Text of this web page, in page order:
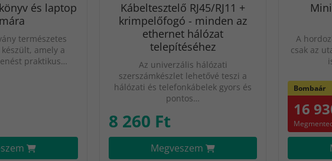
és laptop
természetes
amely a
praktikus…
Kábeltesztelő RJ45/RJ11 +
krimpelőfogó - minden az
ethernet hálózat
telepítéséhez
Az univerzális hálózati
szerszámkészlet lehetővé teszi a
hálózati és telefonkábelek gyors és
pontos…
8 260 Ft
Megveszem
A
csak az
Bombaár
16